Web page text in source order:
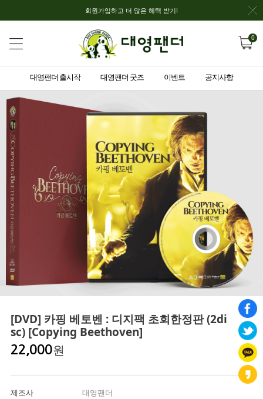
회원가입하고 더 많은 혜택 받기!
0
대영팬더 출시작 대영팬더 굿즈 이벤트 공지사항
[DVD] 카핑 베토벤 : 디지팩 초회한정판 (2di
sc) [Copying Beethoven]
22,000원
제조사
대영팬더